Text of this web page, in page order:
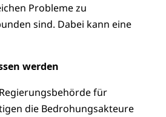
Probleme zu
sind. Dabei kann eine
werden
für
die Bedrohungsakteure